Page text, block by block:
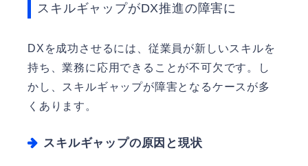
スキルギャップがDX推進の障害に
DXを成功させるには、従業員が新しいスキルを
持ち、業務に応用できることが不可欠です。し
かし、スキルギャップが障害となるケースが多
くあります。
スキルギャップの原因と現状